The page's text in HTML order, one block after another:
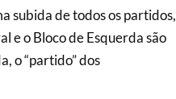
subida de todos os partidos,
e o Bloco de Esquerda são
o “partido” dos